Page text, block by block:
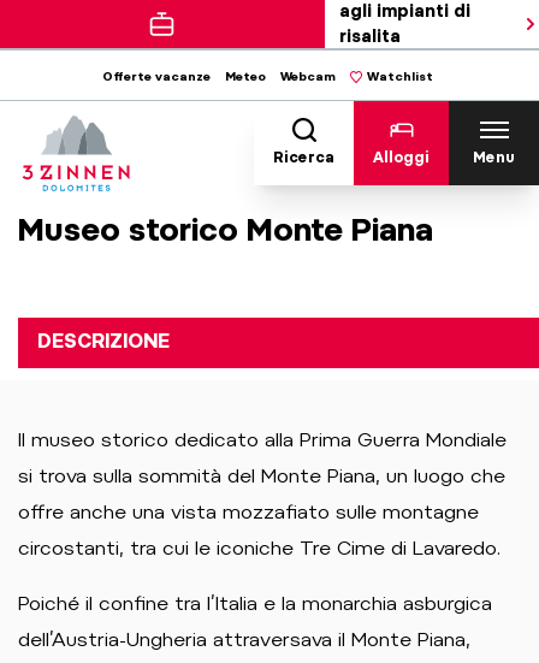
agli impianti di
risalita
Offerte vacanze Meteo Webcam Watchlist
Ricerca Alloggi Menu
Museo storico Monte Piana
DESCRIZIONE
Il museo storico dedicato alla Prima Guerra Mondiale
si trova sulla sommità del Monte Piana, un luogo che
offre anche una vista mozzafiato sulle montagne
circostanti, tra cui le iconiche Tre Cime di Lavaredo.
Poiché il confine tra l’Italia e la monarchia asburgica
dell’Austria-Ungheria attraversava il Monte Piana,